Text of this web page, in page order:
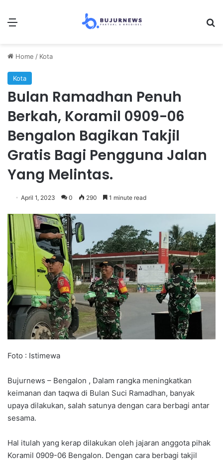
Menu
Home / Kota
Kota
Bulan Ramadhan Penuh
Berkah, Koramil 0909-06
Bengalon Bagikan Takjil
Gratis Bagi Pengguna Jalan
Yang Melintas.
April 1, 2023 0 290 1 minute read
Foto : Istimewa
Bujurnews – Bengalon , Dalam rangka meningkatkan
keimanan dan taqwa di Bulan Suci Ramadhan, banyak
upaya dilakukan, salah satunya dengan cara berbagi antar
sesama.
Hal itulah yang kerap dilakukan oleh jajaran anggota pihak
Koramil 0909-06 Bengalon. Dengan cara berbagi takjil